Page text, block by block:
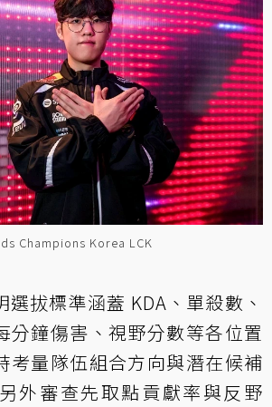
Champions Korea LCK
拔標準涵蓋 KDA、單殺數、
分鐘傷害、視野分數等各位置
考量隊伍組合方向與潛在候補
外審查先取點貢獻率與反野